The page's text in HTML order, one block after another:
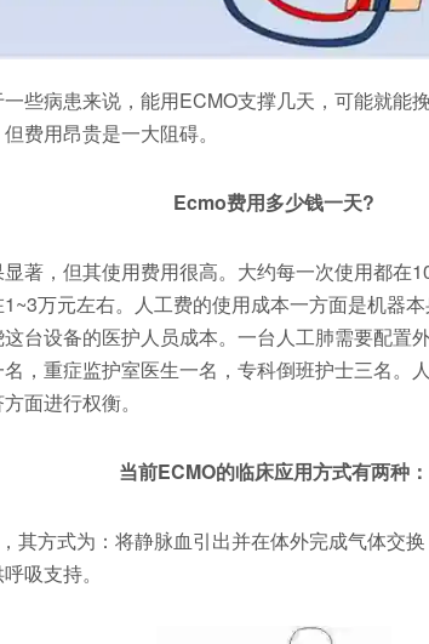
些病患来说，能用ECMO支撑几天，可能就能
费用昂贵是一大阻碍。
Ecmo费用多少钱一天?
著，但其使用费用很高。大约每一次使用都在
万元左右。人工费的使用成本一方面是机器
台设备的医护人员成本。一台人工肺需要配置
，重症监护室医生一名，专科倒班护士三名。
面进行权衡。
当前ECMO的临床应用方式有两种：
其方式为：将静脉血引出并在体外完成气体交
吸支持。